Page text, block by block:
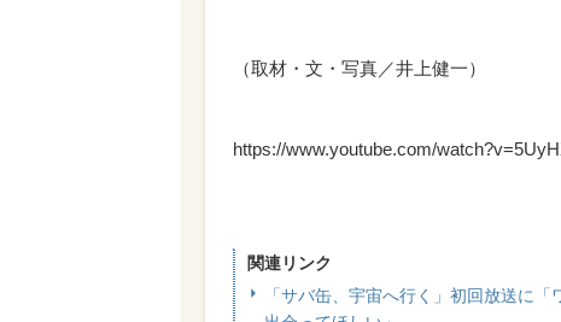
（取材・文・写真／井上健一）
https://www.youtube.com/
関連リンク
「サバ缶、宇宙へ行く」初回放送に